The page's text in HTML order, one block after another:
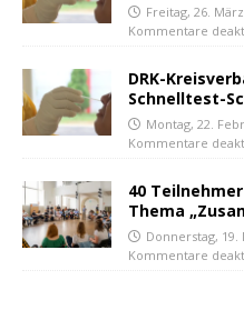
Freitag, 26. März
Kommentare
DRK-
Schnelltest-
Montag, 22.
Kommentare
40
Thema
Donnerstag, 19.
Kommentare